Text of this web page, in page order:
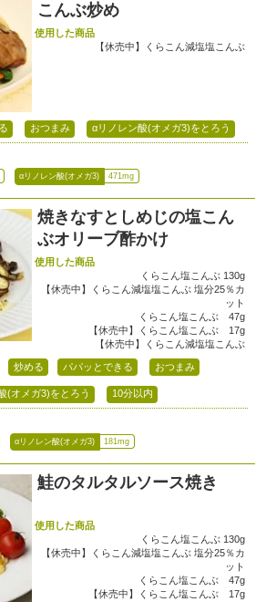
こんぶ炒め
使用した商品
【休売中】くらこん減塩塩こんぶ
おつまみ αリノレン酸(オメガ3)をとろう
αリノレン酸(オメガ3) 471mg
焼きなすとしめじの塩こん
ぶオリーブ酢かけ
使用した商品
くらこん塩こんぶ 130g
【休売中】くらこん減塩塩こんぶ 塩分25％カ
ット
くらこん塩こんぶ 47g
【休売中】くらこん塩こんぶ 17g
【休売中】くらこん減塩塩こんぶ
炒める パパッとできる おつまみ
(オメガ3)をとろう 10分以内
αリノレン酸(オメガ3) 181mg
鮭のタルタルソース焼き
使用した商品
くらこん塩こんぶ 130g
【休売中】くらこん減塩塩こんぶ 塩分25％カ
ット
くらこん塩こんぶ 47g
【休売中】くらこん塩こんぶ 17g